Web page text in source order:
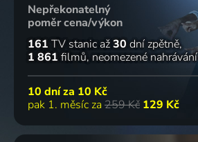
Nepřekonatelný
poměr cena/výkon
161 TV stanic až30 dní zpětně
1 861 filmů neomezené nahrávání
10 dní za 10 Kč
pak 1. měsíc za 259 Kč 129 Kč